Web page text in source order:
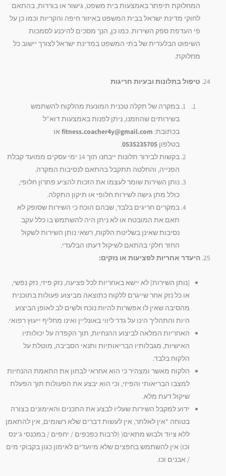
המחלוקת תיפתר באמצעות בית משפט, גישור או בוררות, בהתאם
לחוקי מדינת ישראל בבית המשפט באיזור חיפה והקריות וכמו כן על
פי העדפת ספק השירות. כמו כן, הנך מסכים להיכנע לסמכות
השיפוט הבלעדית של בתי המשפט במדינת ישראל לצורך יישוב כל
מחלוקת.
טיפול בתלונות ובעיות חריגות
במקרה של תקלה טכנית המונעת מהלקוח להשתמש
בשירותים שהוזמנו, ניתן לפנות באמצעות דוא"ל
בכתובת: fitness.coacher4y@gmail.comאו
בטלפון0535235705
.
בקשות לבירור תלונות ייבחנו תוך 14 ימי עסקים ממועד קבלת
הפנייה, והחלטה תתקבל בהתאם לנסיבות המקרה.
נותן השירות שומר לעצמו את הזכות להציע פתרון חלופי,
כולל מתן גישה לשירות חלופי או תיקון התקלה.
במקרים חריגים בלבד, שבהם הוכח כי השירות שסופק לא
תאם את המובטח או לא ניתן היה להשתמש בו כלל עקב
נסיבות שאינן בשליטת הלקוח, רשאי נותן השירות לשקול
החזר חלקי בהתאם לשיקול דעתו הבלעדי.
היעדר אחריות לפציעות או נזקים:
[נותן השירות] לא יישא באחריות לכל פציעה, נזק פיזי, נזק נפשי,
או כל נזק אחר שייגרם ללקוח כתוצאה מביצוע פעולות בתוכנית
מהסיבה שאין לו אפשרות להיות נוכח ולשים לב לאופן הביצוע
היות והתהליך הינו על גדר ליווי באונליין ואינו מחליף ייעוץ רפואי.
האחריות המלאה לביצוע ההנחיות, תוך הקפדה על יכולותיו
האישיות, מגבלותיו הבריאותיות ותנאי הסביבה, מוטלת על
הלקוח בלבד.
הלקוח מאשר ומצהיר כי הוא אחראי לבחון את התאמת ההנחיות
למצבו הבריאותי והפיזי, וכי הוא יבצע את הפעולות תוך הפעלת
שיקול דעת מלא.
ידוע למקבל השירות שעליו לבצע את התכנים והאימונים בצורה
בטוחה *אין לאלתר, אין לעשות דברים שלא רשומים, אין להתאמן
ללא ציוד ולבוש מתאים( (לרבות כפכפים / יחפים / במכנסי ג'ינס
וכו) אין להשתמש בחפצים שלא מיועדים לאימון כגון בקבוקי מים
/ אבנים וכו.